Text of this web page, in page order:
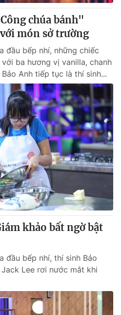
chúa bánh"
món sở trường
đầu bếp nhí, những chiếc
ba hương vị vanilla, chanh
Anh tiếp tục là thí sinh...
khảo bất ngờ bật
đầu bếp nhí, thí sinh Bảo
Lee rơi nước mắt khi